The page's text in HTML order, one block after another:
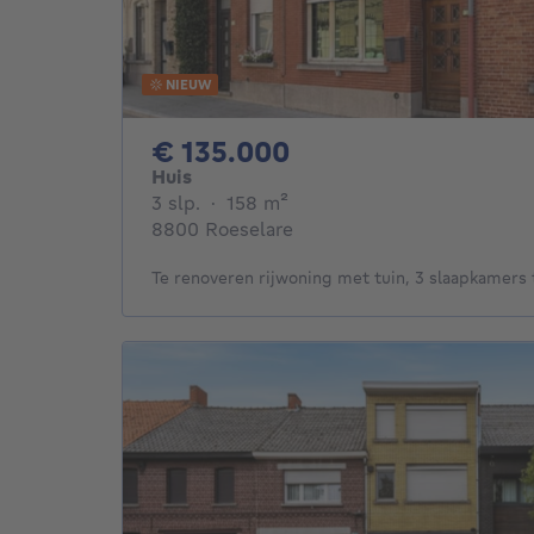
NIEUW
€ 135.000
Huis
3 slp. 3 slaapkamers
· 158 m²
8800 Roeselare
Te renoveren rijwoning met tuin, 3